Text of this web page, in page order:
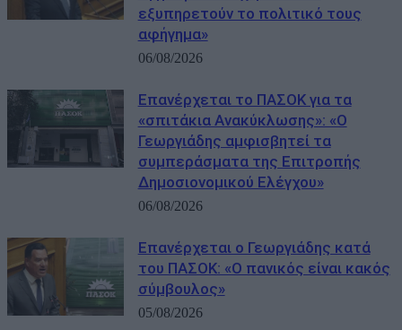
εξυπηρετούν το πολιτικό τους
αφήγημα»
06/08/2026
Επανέρχεται το ΠΑΣΟΚ για τα
«σπιτάκια Ανακύκλωσης»: «Ο
Γεωργιάδης αμφισβητεί τα
συμπεράσματα της Επιτροπής
Δημοσιονομικού Ελέγχου»
06/08/2026
Επανέρχεται ο Γεωργιάδης κατά
του ΠΑΣΟΚ: «Ο πανικός είναι κακός
σύμβουλος»
05/08/2026